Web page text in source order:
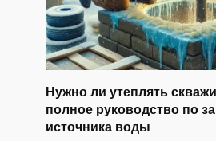
Нужно ли утеплять
полное руководство по
источника воды